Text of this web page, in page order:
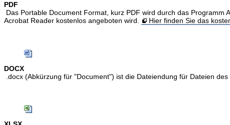
PDF
Das Portable Document Format, kurz PDF wird durch das
Acrobat Reader kostenlos angeboten wird.
Hier finden Sie das
DOCX
.docx (Abkürzung für "Document") ist die Dateiendung für Dateien